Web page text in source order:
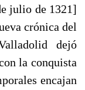
ju­lio de 1321]
crónica del
dejó
la conquista
encajan